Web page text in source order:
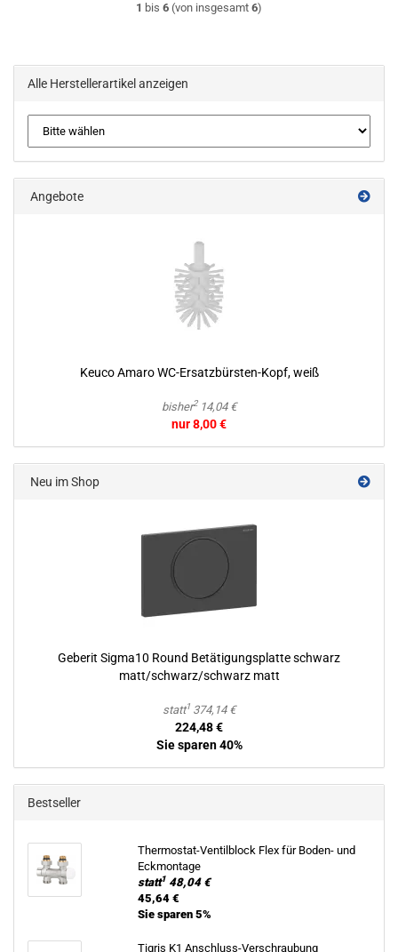
1 bis 6 (von insgesamt 6)
Alle Herstellerartikel anzeigen
Angebote
Keuco Amaro WC-​Ersatzbürsten-Kopf, weiß
bisher214,04 €
nur 8,00 €
Neu im Shop
Ge­be­rit Sigma10 Round Be­tä­ti­gungs­plat­te schwarz
matt/schwarz/schwarz matt
statt1 374,14 €
224,48 €
Sie sparen 40%
Bestseller
Thermostat-​Ventilblock Flex für Boden-​ und
Eck­mon­ta­ge
statt148,04 €
45,64 €
Sie sparen 5%
Ti­gris K1 Anschluss-​Verschraubung